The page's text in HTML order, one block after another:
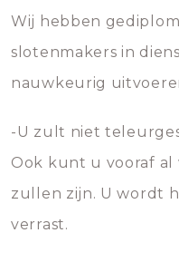
Wij hebben
slotenmakers in
nauwkeurig
-U zult niet
Ook kunt u vooraf
zullen zijn. U wordt
verrast.